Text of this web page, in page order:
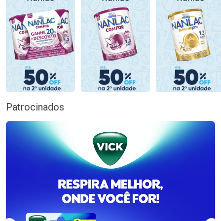
Patrocinados